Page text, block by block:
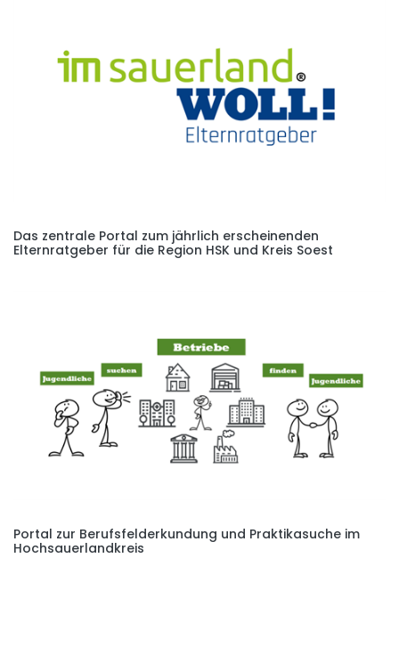
Das zentrale Portal zum jährlich erscheinenden
Elternratgeber für die Region HSK und Kreis Soest
Portal zur Berufsfelderkundung und Praktikasuche im
Hochsauerlandkreis